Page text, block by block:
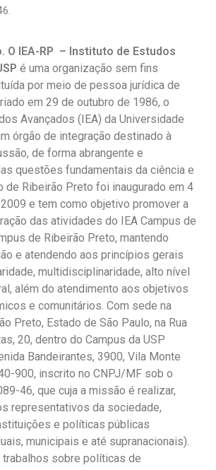
Experimental e Segurança Pública
Tecnologia (Tech Law)
Pesquisa GPUBLIC – Centro de Estudos em Gestão
Públicas Contemporâneas
pesquisa encerrados
dos Santos
Ano Sabático Encerrados
Cíntia Rosa Pereira de Lima
Godoy Bernardo de Oliveira (FDRP)
Eduardo Seron Ruiz
Cristina Severi (FDRP)
de Lima Caneppele
Paula Costa Bertran
Seniores Encerrados
O IEA-RP – Instituto de Estudos
é uma organização sem fins
por meio de pessoa jurídica de
em 29 de outubro de 1986, o
Avançados (IEA) da Universidade
órgão de integração destinado à
de forma abrangente e
questões fundamentais da ciência e
de Ribeirão Preto foi inaugurado em 4
e tem como objetivo promover a
das atividades do IEA Campus de
de Ribeirão Preto, mantendo
e atendendo aos princípios gerais
multidisciplinaridade, alto nível
além do atendimento aos objetivos
e comunitários. Com sede na
Preto, Estado de São Paulo, na Rua
20, dentro do Campus da USP
Bandeirantes, 3900, Vila Monte
900, inscrito no CNPJ/MF sob o
46, que cuja a missão é realizar,
representativos da sociedade,
e políticas públicas
municipais e até supranacionais).
sobre políticas de